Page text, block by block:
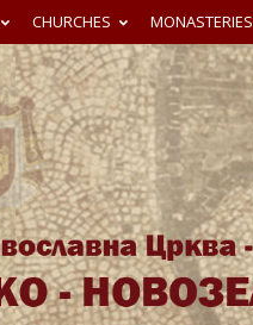
CHURCHES MONASTERIES